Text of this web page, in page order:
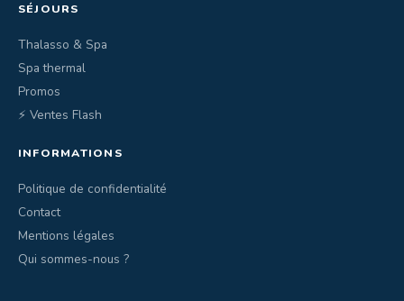
SÉJOURS
Thalasso & Spa
Spa thermal
Promos
⚡ Ventes Flash
INFORMATIONS
Politique de confidentialité
Contact
Mentions légales
Qui sommes-nous ?